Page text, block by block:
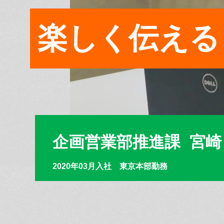
楽しく伝える
企画営業部推進課 宮
2020年03月入社 東京本部勤務